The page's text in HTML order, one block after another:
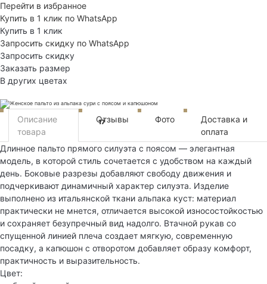
Перейти в избранное
Купить в 1 клик по WhatsApp
Купить в 1 клик
Запросить скидку по WhatsApp
Запросить скидку
Заказать размер
В других цветах
Описание
товара
Отзывы
17 Фото
Доставка и
оплата
Длинное пальто прямого силуэта с поясом — элегантная
модель, в которой стиль сочетается с удобством на каждый
день. Боковые разрезы добавляют свободу движения и
подчеркивают динамичный характер силуэта. Изделие
выполнено из итальянской ткани альпака куст: материал
практически не мнется, отличается высокой износостойкостью
и сохраняет безупречный вид надолго. Втачной рукав со
спущенной линией плеча создает мягкую, современную
посадку, а капюшон с отворотом добавляет образу комфорт,
практичность и выразительность.
Цвет: